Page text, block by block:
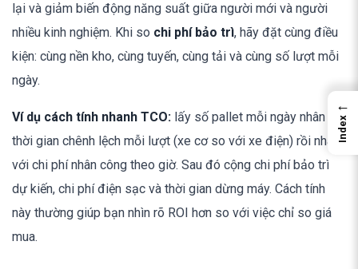
lại và giảm biến động năng suất giữa người mới và người
nhiều kinh nghiệm. Khi so chi phí bảo trì, hãy đặt cùng điều
kiện: cùng nền kho, cùng tuyến, cùng tải và cùng số lượt mỗi
ngày.
Ví dụ cách tính nhanh TCO: lấy số pallet mỗi ngày nhân với
thời gian chênh lệch mỗi lượt (xe cơ so với xe điện) rồi nhân
với chi phí nhân công theo giờ. Sau đó cộng chi phí bảo trì
dự kiến, chi phí điện sạc và thời gian dừng máy. Cách tính
này thường giúp bạn nhìn rõ ROI hơn so với việc chỉ so giá
mua.
←
Index